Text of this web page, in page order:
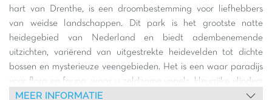
hart van Drenthe, is een droombestemming voor liefhebbers
van weidse landschappen. Dit park is het grootste natte
heidegebied van Nederland en biedt adembenemende
uitzichten, variërend van uitgestrekte heidevelden tot dichte
bossen en mysterieuze veengebieden. Het is een waar paradijs
voor flora en fauna, waar u zeldzame vogels, kleurrijke vlinders
en zelfs heideschapen kunt spotten die het landschap
MEER INFORMATIE